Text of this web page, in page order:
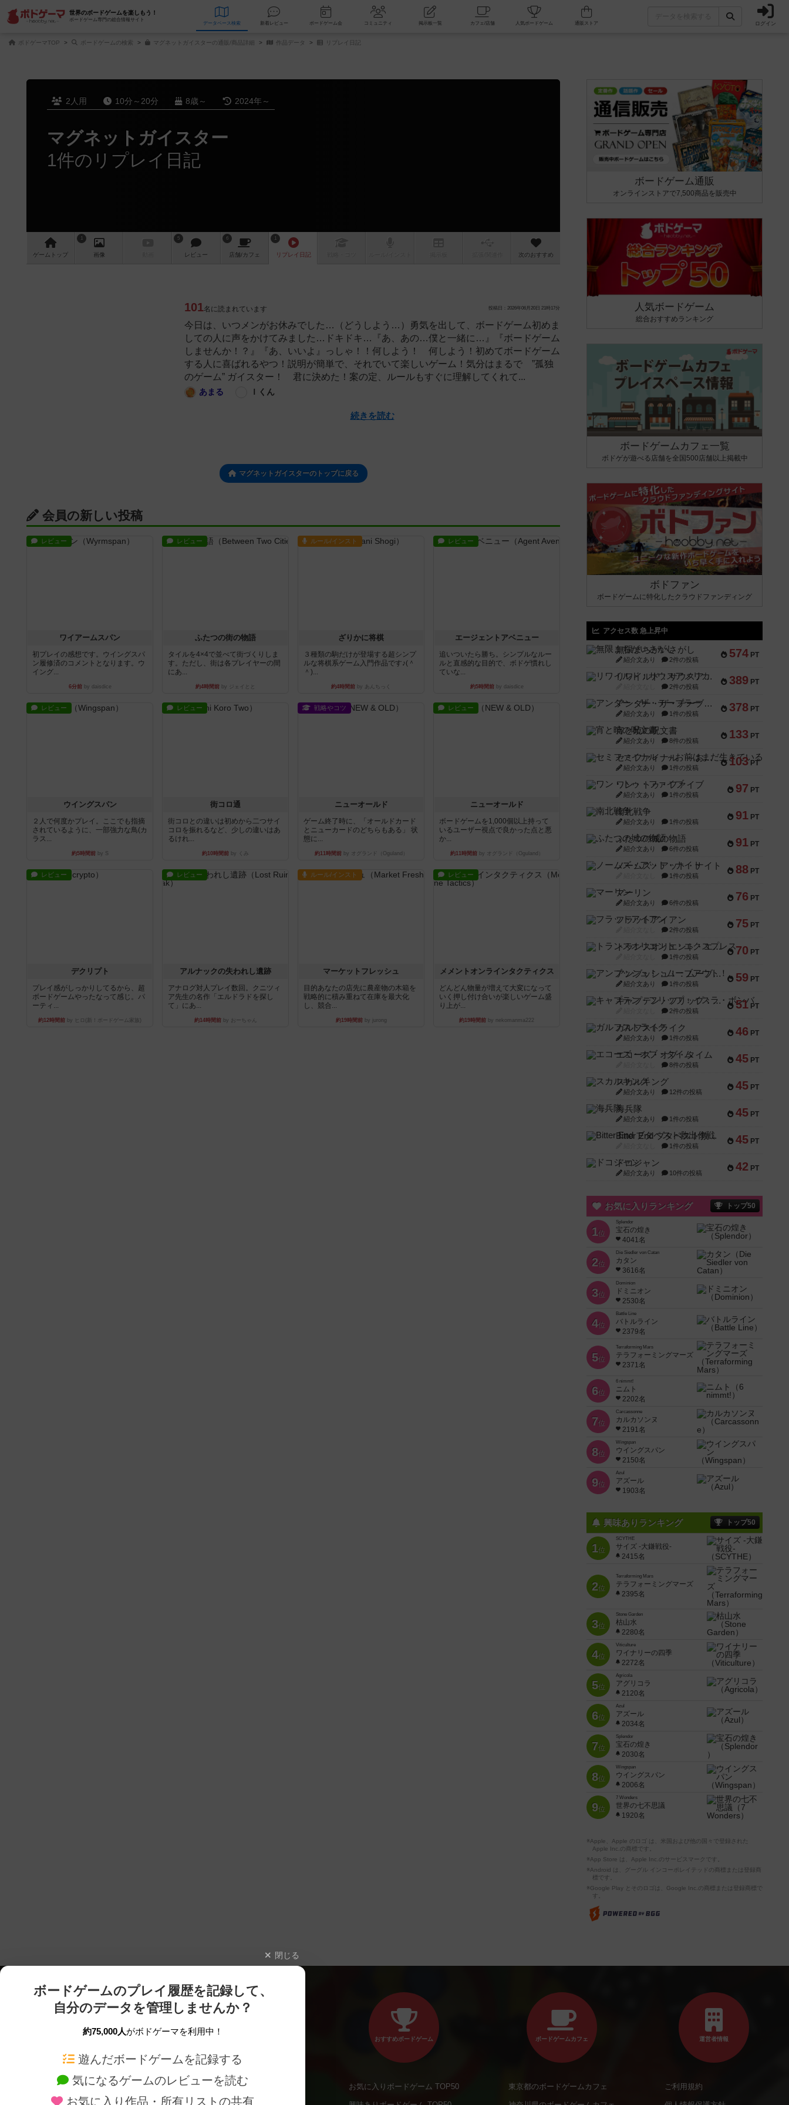
世界のボードゲームを楽しもう！
ボードゲーム専門の総合情報サイト
データベース 検索 新着レビュー ボードゲーム会 コミュニティ 掲示板一覧 カフェ/店舗 人気ボードゲーム ログイン
ボドゲーマTOP ボードゲームの検索 マグネットガイスターの通販/商品詳細 作品データ リプレイ日記
2人用 10分～20分 8歳～ 2024年～
マグネットガイスター
1件のリプレイ日記
ゲーム トップ
1
画像
5
レビュー
6
店舗/カフェ
1
リプレイ 日記 次のおすすめ
101名に読まれています 投稿日：2026年06月20日 21時17分
今日は、いつメンがお休みでした…（どうしよう…）勇気を出して、ボードゲーム初めま
しての人に声をかけてみました…ドキドキ…『あ、あの…僕と一緒に…』『ボードゲーム
しませんか！？』『あ、いいよ』っしゃ！！何しよう！ 何しよう！初めてボードゲーム
する人に喜ばれるやつ！説明が簡単で、それでいて楽しいゲーム！気分はまるで ”孤独
のゲーム” ガイスター！ 君に決めた！案の定、ルールもすぐに理解してくれて...
あまる Ｉくん
続きを読む
マグネットガイスターのトップに戻る
会員の新しい投稿
レビュー
ワイアームスパン
初プレイの感想です。ウイングスパ
ン履修済のコメントとなります。ウ
イング...
6分前by daisdice
レビュー
ふたつの街の物語
タイルを4×4で並べて街づくりしま
す。ただし、街は各プレイヤーの間
にあ...
約4時間前 by ジェイとと
ルール/インスト
ざりかに将棋
３種類の駒だけが登場する超シンプ
ルな将棋系ゲーム入門作品です♪(＾
＾)...
約4時間前 by あんちっく
レビュー
エージェントアベニュー
追いついたら勝ち。シンプルなルー
ルと直感的な目的で、ボドゲ慣れし
ていな...
約5時間前by daisdice
レビュー
ウイングスパン
２人で何度かプレイ。ここでも指摘
されているように、一部強力な鳥(カ
ラス...
約5時間前by S
レビュー
街コロ通
街コロとの違いは初めから二つサイ
コロを振れるなど、少しの違いはあ
るけれ...
約10時間前 by くみ
戦略やコツ
ニューオールド
ゲーム終了時に、「オールドカード
とニューカードのどちらもある」 状
態に...
約11時間前by オグランド（Oguland）
レビュー
ニューオールド
ボードゲームを1,000個以上持って
いるユーザー視点で良かった点と悪
か...
約11時間前by オグランド（Oguland）
レビュー
デクリプト
プレイ感がしっかりしてるから、超
ボードゲームやったなって感じ。パ
ーティ...
約12時間前 by ヒロ(新！ボードゲーム家族)
レビュー
アルナックの失われし遺跡
アナログ対人プレイ数回。クニツィ
ア先生の名作「エルドラドを探し
て」にあ...
約14時間前by おーちゃん
ルール/インスト
マーケットフレッシュ
目的あなたの店先に農産物の木箱を
戦略的に積み重ねて在庫を最大化
し、競合...
約19時間前by jurong
レビュー
メメントオンラインタクティクス
どんどん物量が増えて大変になって
いく押し付け合いが楽しいゲーム盛
り上が...
約19時間前 by nekomanma222
ボードゲーム通販
オンラインストアで7,500商品を販売中
人気ボードゲーム
総合おすすめランキング
ボードゲームカフェ一覧
ボドゲが遊べる店舗を全国500店舗以上掲載中
ボドファン
ボードゲームに特化したクラウドファンディング
アクセス数 急上昇中
574 PT
無限まちがいさがし
紹介文あり 2件の投稿
389 PT
リワイルド：サウスアメリカ
2件の投稿
378 PT
アンダー・ザ・テーブラー
紹介文あり 1件の投稿
133 PT
宵と暁の呪文書
紹介文あり 8件の投稿
103 PT
セミファイナル ～お前はまだ生きている～
紹介文あり 1件の投稿
97 PT
ワン・トゥ・ファイブ
紹介文あり 1件の投稿
91 PT
南北戦争
紹介文あり 1件の投稿
91 PT
ふたつの城の物語
紹介文あり 6件の投稿
88 PT
ノームズ・アット・ナイト
1件の投稿
76 PT
マーリン
紹介文あり 6件の投稿
75 PT
フラットアイアン
2件の投稿
70 PT
トランスオリエント・エクスプレス
1件の投稿
59 PT
アンブッシュ！：ムーブアウト！
紹介文あり 1件の投稿
51 PT
キャプテン・フリップ：イスラ・ボンバ
2件の投稿
46 PT
ガルフストライク
紹介文あり 1件の投稿
45 PT
エコーズ・オブ・タイム
8件の投稿
45 PT
スカルキング
紹介文あり 12件の投稿
45 PT
海兵隊
紹介文あり 1件の投稿
45 PT
Bitter End ブタペスト救出作戦
1件の投稿
42 PT
ドコジャン
紹介文あり 10件の投稿
お気に入りランキング トップ50
1位
Splendor
宝石の煌き
4041名
2位
Die Siedler von Catan
カタン
3616名
3位
Dominion
ドミニオン
2530名
4位
Battle Line
バトルライン
2379名
5位
Terraforming Mars
テラフォーミングマーズ
2371名
6位
6 nimmt!
ニムト
2202名
7位
Carcassonne
カルカソンヌ
2191名
8位
Wingspan
ウイングスパン
2150名
9位
Azul
アズール
1903名
興味ありランキング トップ50
1位
SCYTHE
サイズ -大鎌戦役-
2415名
2位
Terraforming Mars
テラフォーミングマーズ
2395名
3位
Stone Garden
枯山水
2280名
4位
Viticulture
ワイナリーの四季
2272名
5位
Agricola
アグリコラ
2120名
6位
Azul
アズール
2034名
7位
Splendor
宝石の煌き
2030名
8位
Wingspan
ウイングスパン
2006名
9位
7 Wonders
世界の七不思議
1920名
※Apple、Apple のロゴ は、米国および他の国々で登録された
Apple Inc.の商標です。
※App Store は、Apple Inc.のサービスマークです。
※Android は、グーグル インコーポレイテッドの商標または登録商
標です。
※Google Play とそのロゴは、Google Inc.の商標または登録商標で
す。
閉じる
ボードゲームのプレイ履歴を記録して、
自分のデータを管理しませんか？
約75,000人がボドゲーマを利用中！
遊んだボードゲームを記録する
気になるゲームのレビューを読む
お気に入り作品・所有リストの共有
ボードゲームを検索する 新作・再入荷情報
おすすめボードゲーム
お気に入りボードゲーム TOP50
ボードゲームカフェ
東京都のボードゲームカフェ
運営者情報
ご利用規約